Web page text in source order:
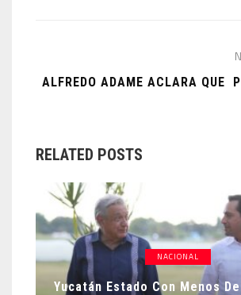
ALFREDO ADAME ACLARA QUE
RELATED POSTS
NACIONAL
Yucatán Estado Con Menos